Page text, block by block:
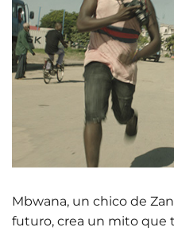
Mbwana, un chico de
futuro, crea un mito que